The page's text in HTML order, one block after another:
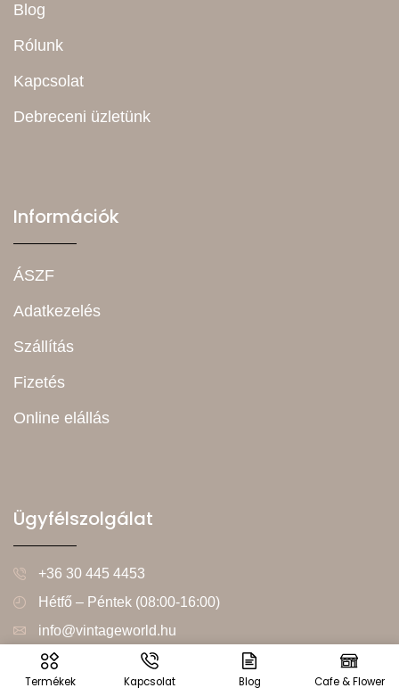
Termékek Kapcsolat Blog Cafe & Flower
Blog
Rólunk
Kapcsolat
Debreceni üzletünk
Információk
ÁSZF
Adatkezelés
Szállítás
Fizetés
Online elállás
Ügyfélszolgálat
+36 30 445 4453
Hétfő – Péntek (08:00-16:00)
info@vintageworld.hu